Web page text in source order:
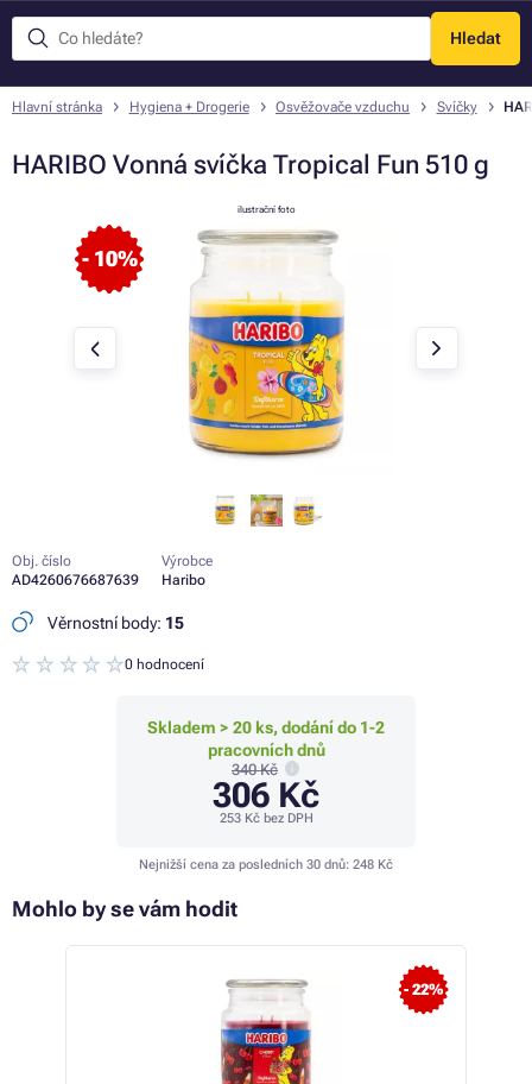
Hledat
Menu
Hlavní stránka Hygiena + Drogerie Osvěžovače vzduchu Svíčky
HARIBO Vonná svíčka Tropical Fun 510 g
- 10%
ilustrační foto
Obj. číslo
AD4260676687639
Výrobce
Haribo
Věrnostní body: 15
0 hodnocení
Skladem > 20 ks, dodání do 1-2
pracovních dnů
340 Kč
306 Kč
253 Kčbez DPH
Nejnižší cena za posledních 30 dnů: 248 Kč
Mohlo by se vám hodit
- 22%